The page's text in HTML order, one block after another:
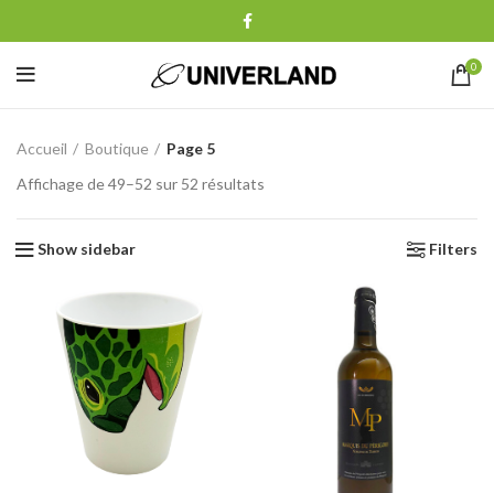
0
Accueil Boutique
Page 5
Affichage de 49–52 sur 52 résultats
Show sidebar Filters